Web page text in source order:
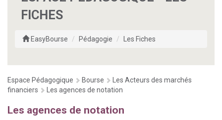
FICHES
EasyBourse Pédagogie Les Fiches
Espace Pédagogique Bourse
Les Acteurs des marchés
financiers
Les agences de notation
Les agences de notation